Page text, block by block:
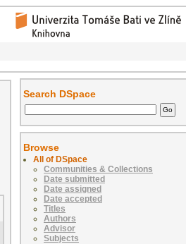
Search DSpace
Browse
All of DSpace
Communities & Collections
Date submitted
Date assigned
Date accepted
Titles
Authors
Advisor
Subjects